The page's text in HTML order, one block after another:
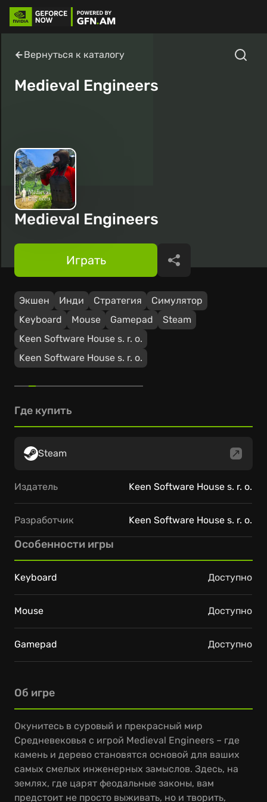
Вернуться к каталогу
Medieval Engineers
Medieval Engineers
Экшен Инди Стратегия
Симулятор
Keyboard
Mouse Gamepad
Steam
Keen Software House s. r. o.
Keen Software House s. r. o.
Играть Поделиться
Об игре
Окунитесь в суровый и прекрасный мир
Средневековья с игрой Medieval Engineers – где
камень и дерево становятся основой для ваших
самых смелых инженерных замыслов. Здесь, на
землях, где царят феодальные законы, вам
предстоит не просто выживать, но и творить,
Где купить
Steam
Издатель Keen Software House s. r. o.
Разработчик Keen Software House s. r. o.
Особенности игры
Keyboard Доступно
Mouse Доступно
Gamepad Доступно